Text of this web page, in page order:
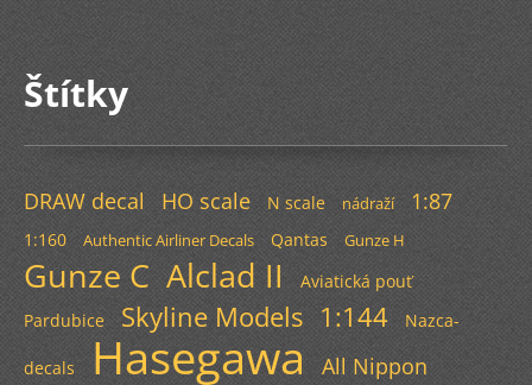
Štítky
DRAW decal HO scale N scale nádraží 1:87
1:160 Authentic Airliner Decals Qantas Gunze H
Gunze C Alclad II
Aviatická pouť
Pardubice
Skyline Models 1:144 Nazca-
decals Hasegawa
All Nippon